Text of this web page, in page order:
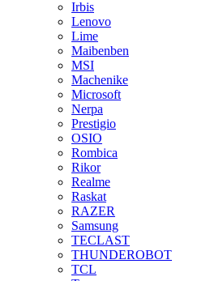
Irbis
Lenovo
Lime
Maibenben
MSI
Machenike
Microsoft
Nerpa
Prestigio
OSIO
Rombica
Rikor
Realme
Raskat
RAZER
Samsung
TECLAST
THUNDEROBOT
TCL